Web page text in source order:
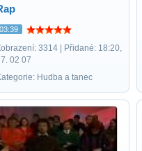
03:39
3314 | Přidané: 18:20,
02 07
Hudba a tanec